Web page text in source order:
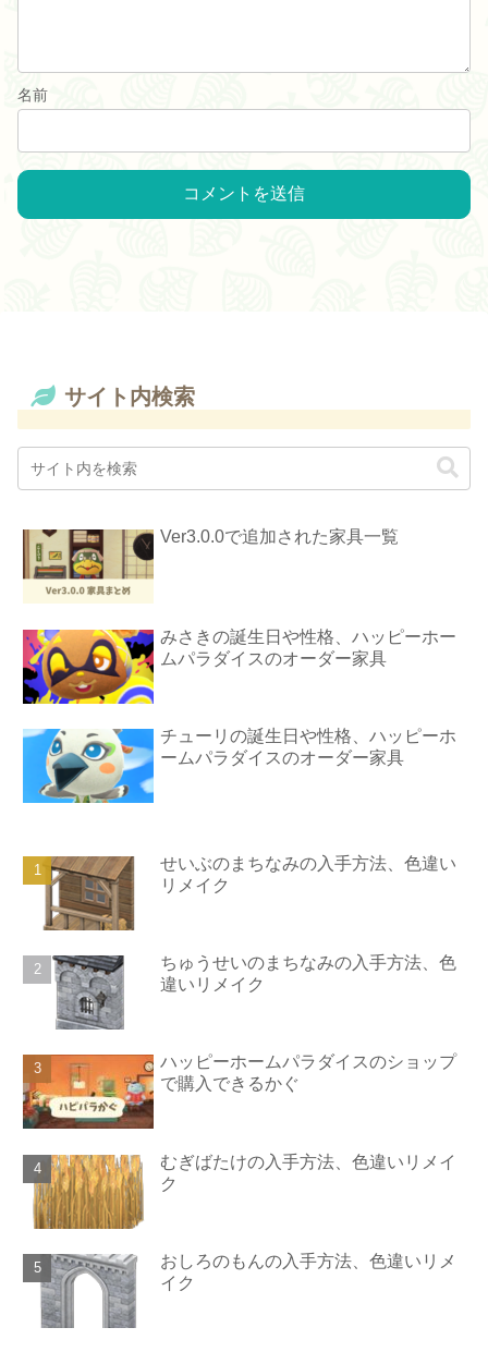
名前
サイト内検索
Ver3.0.0で追加された家具一覧
みさきの誕生日や性格、ハッピーホー
ムパラダイスのオーダー家具
チューリの誕生日や性格、ハッピーホ
ームパラダイスのオーダー家具
せいぶのまちなみの入手方法、色違い
リメイク
ちゅうせいのまちなみの入手方法、色
違いリメイク
ハッピーホームパラダイスのショップ
で購入できるかぐ
むぎばたけの入手方法、色違いリメイ
ク
おしろのもんの入手方法、色違いリメ
イク